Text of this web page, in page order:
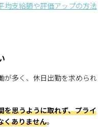
均支給額や評価アップの方法
が多く、休日出勤を求められ
を思うように取れず、プライ
くありません。